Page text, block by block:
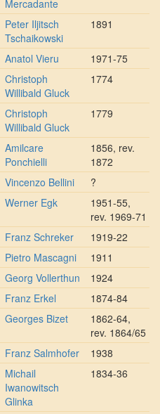
Mercadante
Peter Iljitsch
Tschaikowski
1891
Anatol Vieru
1971-75
Christoph
Willibald Gluck
1774
Christoph
Willibald Gluck
1779
Amilcare
Ponchielli
1856, rev.
1872
Vincenzo Bellini
?
Werner Egk
1951-55,
rev. 1969-71
Franz Schreker
1919-22
Pietro Mascagni
1911
Georg Vollerthun
1924
Franz Erkel
1874-84
Georges Bizet
1862-64,
rev. 1864/65
Franz Salmhofer
1938
Michail
Iwanowitsch
Glinka
1834-36